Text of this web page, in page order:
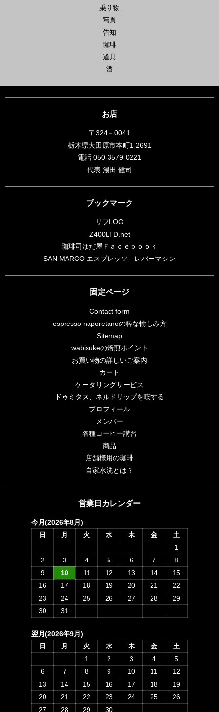
乗り物
写真
告知
珈琲
道具
酒
お店
〒324－0041
栃木県大田原市本町1-2691
電話 050-3579-0221
代表 湯田 健司
ブックマーク
リフLOG
Z400LTD.net
珈琲司ゆだ屋Ｆａｃｅｂｏｏｋ
SAN MARCO エスプレッソ レバーマシン
固定ページ
Contact form
espresso naporetanoの粋な愉しみ方
Sitemap
wabisukeの焙煎ポイント
お買い物の詳しいご案内
カート
ケータリングサービス
ドゥミタス、ネルドリップを喫する
プロフィール
メンバー
各種コーヒー講習
商品
店舗様用の珈琲
自家水洗とは？
営業日カレンダー
今月(2026年8月)
日
月 火 水 木 金
土
1
2
3 4 5 6 7
8
9
10 11 12 13 14
15
16
17 18 19 20 21
22
23
24 25 26 27 28
29
30
31
翌月(2026年9月)
日
月 火 水 木 金
土
1
2 3 4
5
6
7 8 9 10 11
12
13
14 15 16 17 18
19
20
21 22 23 24 25
26
27
28 29 30